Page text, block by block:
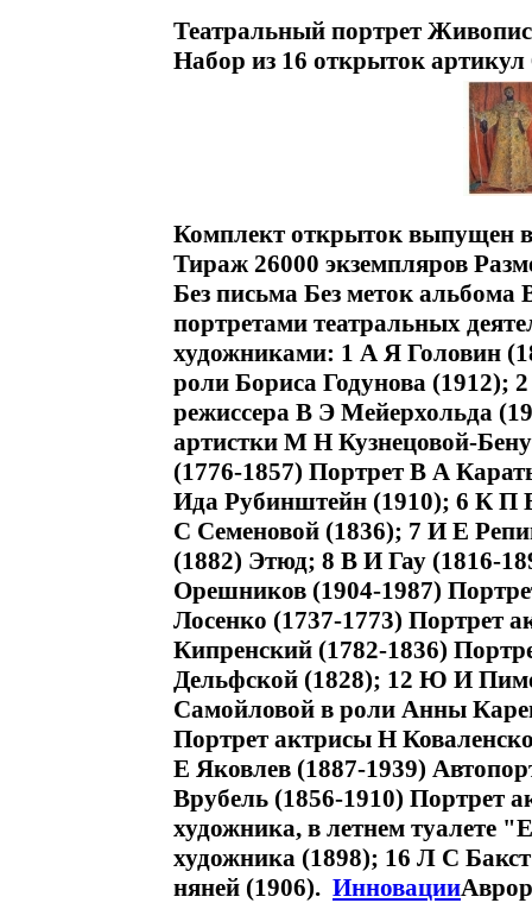
Театральный портрет
Набор из 16 открыток артикул
Комплект открыток выпущен
Тираж 26000 экземпляров
Без письма Без меток
портретами театральных
художниками: 1 А Я Головин
роли Бориса Годунова (1912);
режиссера В Э Мейерхольда
артистки М Н Кузнецовой-
(1776-1857) Портрет В А
Ида Рубинштейн (1910); 6 К П
С Семеновой (1836); 7 И Е
(1882) Этюд; 8 В И Гау (1816-
Орешников (1904-1987)
Лосенко (1737-1773) Портрет
Кипренский (1782-1836)
Дельфской (1828); 12 Ю И
Самойловой в роли Анны
Портрет актрисы Н
Е Яковлев (1887-1939)
Врубель (1856-1910) Портрет
художника, в летнем туалете
художника (1898); 16 Л С
няней (1906). Инновации